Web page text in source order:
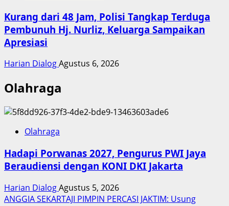
Kurang dari 48 Jam, Polisi Tangkap Terduga
Pembunuh Hj. Nurliz, Keluarga Sampaikan
Apresiasi
Harian DialogAgustus 6, 2026
Olahraga
Olahraga
Hadapi Porwanas 2027, Pengurus PWI Jaya
Beraudiensi dengan KONI DKI Jakarta
Harian DialogAgustus 5, 2026
ANGGIA SEKARTAJI PIMPIN PERCASI JAKTIM: Usung